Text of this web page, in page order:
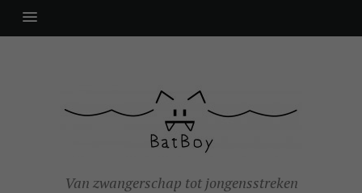
Van zwangerschap tot jongensstreken